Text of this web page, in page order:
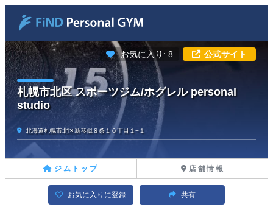
お気に入り: 8 公式サイト
札幌市北区 スポーツジム/ホグレル personal
studio
北海道札幌市北区新琴似８条１０丁目１−１
ジムトップ 店舗情報
お気に入りに登録 共有